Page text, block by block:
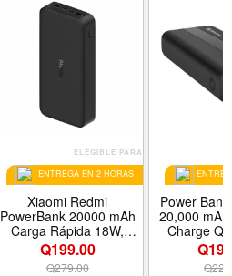
ELEGIBLE PARA
ENTREGA EN 2 HORAS
Xiaomi Redmi
PowerBank 20000 mAh
Carga Rápida 18W,
Color Negro
Q199.00
Q279.00
Power
20,000
Charge
Delivery
USB y
Q